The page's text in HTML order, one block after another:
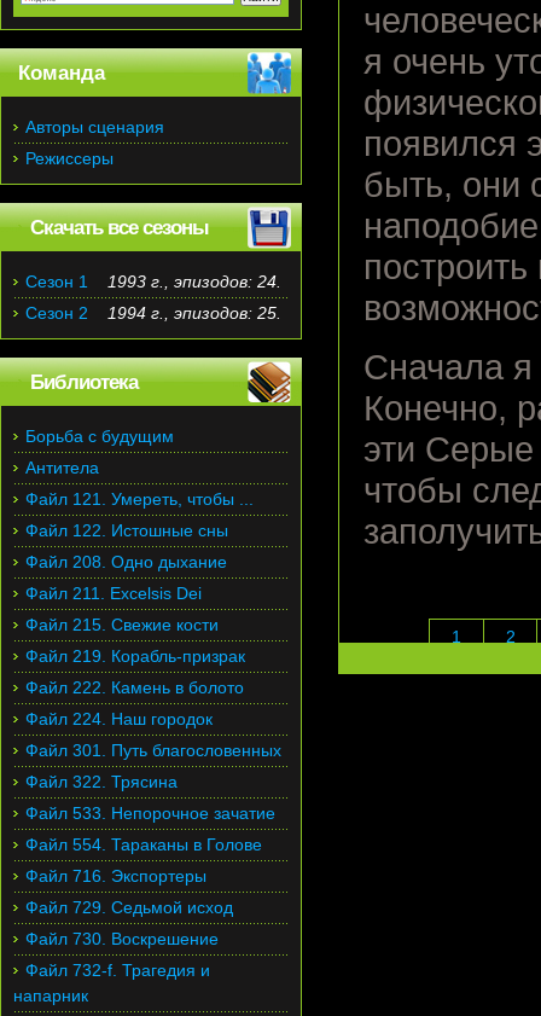
я очень
появился
быть, они
Сначала я
Конечно,
эти Серые
чтобы
1 2
Команда
Авторы сценария
Режиссеры
Скачать все сезоны
Сезон 1
1993 г., эпизодов: 24.
Сезон 2
1994 г., эпизодов: 25.
Библиотека
Борьба с будущим
Антитела
Файл 121. Умереть, чтобы ...
Файл 122. Истошные сны
Файл 208. Одно дыхание
Файл 211. Excelsis Dei
Файл 215. Свежие кости
Файл 219. Корабль-призрак
Файл 222. Камень в болото
Файл 224. Наш городок
Файл 301. Путь благословенных
Файл 322. Трясина
Файл 533. Непорочное зачатие
Файл 554. Тараканы в Голове
Файл 716. Экспортеры
Файл 729. Седьмой исход
Файл 730. Воскрешение
Файл 732-f. Трагедия и
напарник